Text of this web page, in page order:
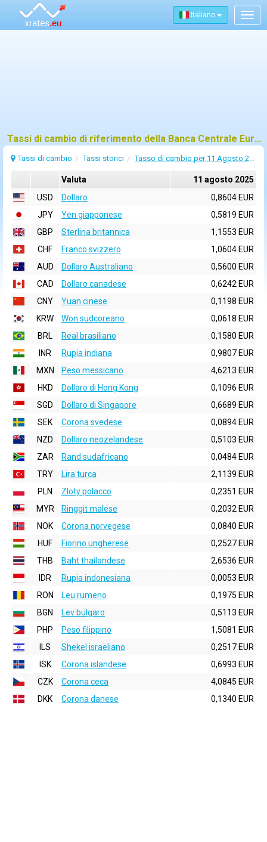
Italiano
Tassi di cambio di riferimento della Banca Centrale Europea (BCE) per 11 agosto 2025
Tassi di cambio Tassi storici Tasso di cambio per 11 Agosto 2025
Valuta
11 agosto 2025
USD
Dollaro
0,8604 EUR
JPY
Yen giapponese
0,5819 EUR
GBP
Sterlina britannica
1,1553 EUR
CHF
Franco svizzero
1,0604 EUR
AUD
Dollaro Australiano
0,5600 EUR
CAD
Dollaro canadese
0,6242 EUR
CNY
Yuan cinese
0,1198 EUR
KRW
Won sudcoreano
0,0618 EUR
BRL
Real brasiliano
0,1580 EUR
INR
Rupia indiana
0,9807 EUR
MXN
Peso messicano
4,6213 EUR
HKD
Dollaro di Hong Kong
0,1096 EUR
SGD
Dollaro di Singapore
0,6689 EUR
SEK
Corona svedese
0,0894 EUR
NZD
Dollaro neozelandese
0,5103 EUR
ZAR
Rand sudafricano
0,0484 EUR
TRY
Lira turca
2,1139 EUR
PLN
Zloty polacco
0,2351 EUR
MYR
Ringgit malese
0,2032 EUR
NOK
Corona norvegese
0,0840 EUR
HUF
Fiorino ungherese
0,2527 EUR
THB
Baht thailandese
2,6536 EUR
IDR
Rupia indonesiana
0,0053 EUR
RON
Leu rumeno
0,1975 EUR
BGN
Lev bulgaro
0,5113 EUR
PHP
Peso filippino
1,5081 EUR
ILS
Shekel israeliano
0,2517 EUR
ISK
Corona islandese
0,6993 EUR
CZK
Corona ceca
4,0845 EUR
DKK
Corona danese 0,1340 EUR